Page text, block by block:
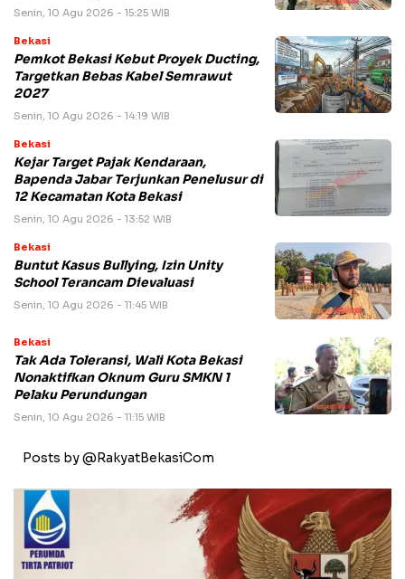
Senin, 10 Agu 2026 - 15:25 WIB
Bekasi
Pemkot Bekasi Kebut Proyek Ducting,
Targetkan Bebas Kabel Semrawut
2027
Senin, 10 Agu 2026 - 14:19 WIB
Bekasi
Kejar Target Pajak Kendaraan,
Bapenda Jabar Terjunkan Penelusur di
12 Kecamatan Kota Bekasi
Senin, 10 Agu 2026 - 13:52 WIB
Bekasi
Buntut Kasus Bullying, Izin Unity
School Terancam Dievaluasi
Senin, 10 Agu 2026 - 11:45 WIB
Bekasi
Tak Ada Toleransi, Wali Kota Bekasi
Nonaktifkan Oknum Guru SMKN 1
Pelaku Perundungan
Senin, 10 Agu 2026 - 11:15 WIB
Posts by @RakyatBekasiCom